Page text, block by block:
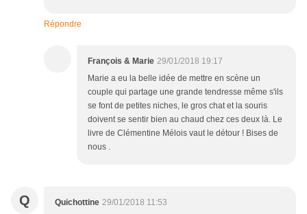
Répondre
François & Marie 29/01/2018 19:17
Marie a eu la belle idée de mettre en scène un
couple qui partage une grande tendresse même s'ils
se font de petites niches, le gros chat et la souris
doivent se sentir bien au chaud chez ces deux là. Le
livre de Clémentine Mélois vaut le détour ! Bises de
nous .
Q Quichottine 29/01/2018 11:53